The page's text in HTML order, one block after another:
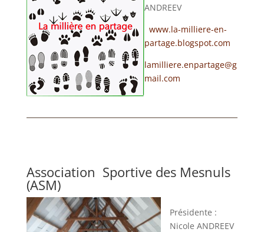
ANDREEV
www.la-milliere-en-
partage.blogspot.com
lamilliere.enpartage@g
mail.com
Association Sportive des Mesnuls
(ASM)
Présidente :
Nicole ANDREEV